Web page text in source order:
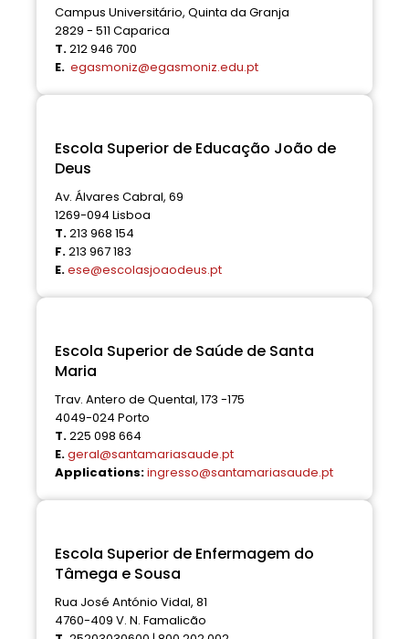
Campus Universitário, Quinta da Granja
2829 - 511 Caparica
T.212 946 700
E. egasmoniz@egasmoniz.edu.pt
Escola Superior de Educação João de
Deus
Av. Álvares Cabral, 69
1269-094 Lisboa
T.213 968 154
F.213 967 183
E.ese@escolasjoaodeus.pt
Escola Superior de Saúde de Santa
Maria
Trav. Antero de Quental, 173 -175
4049-024 Porto
T.225 098 664
E.geral@santamariasaude.pt
Applications:ingresso@santamariasaude.pt
Escola Superior de Enfermagem do
Tâmega e Sousa
Rua José António Vidal, 81
4760-409 V. N. Famalicão